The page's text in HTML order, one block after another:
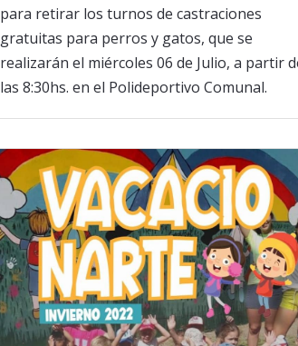
para retirar los turnos de castraciones
gratuitas para perros y gatos, que se
realizarán el miércoles 06 de Julio, a partir
las 8:30hs. en el Polideportivo Comunal.